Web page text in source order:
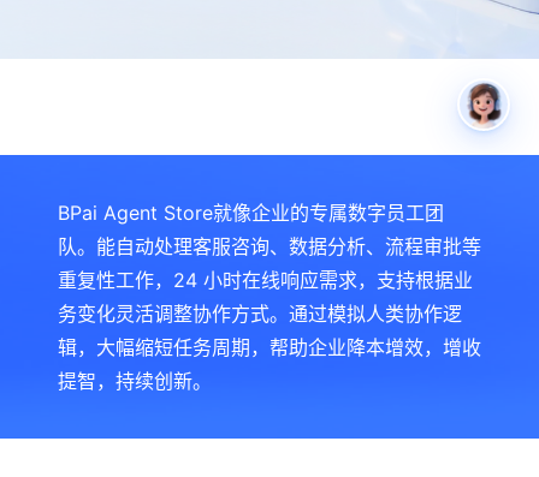
BPai Agent Store就像企业的专属数字员工团
队。能自动处理客服咨询、数据分析、流程审批等
重复性工作，24 小时在线响应需求，支持根据业
务变化灵活调整协作方式。通过模拟人类协作逻
辑，大幅缩短任务周期，帮助企业降本增效，增收
提智，持续创新。